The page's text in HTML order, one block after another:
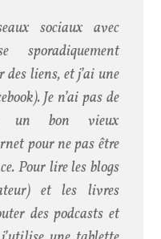
sociaux avec
sporadiquement
liens, et j’ai une
Je n’ai pas de
un bon vieux
pour ne pas être
Pour lire les blogs
et les livres
des podcasts et